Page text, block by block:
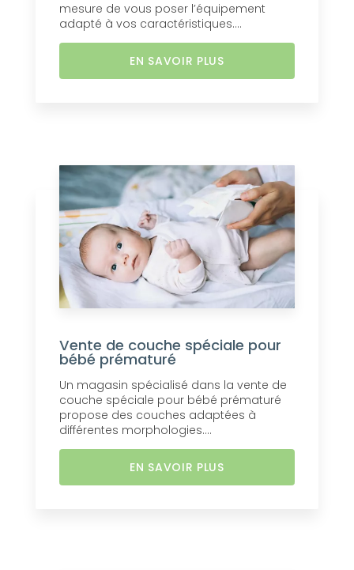
mesure de vous poser l’équipement
adapté à vos caractéristiques....
EN SAVOIR PLUS
Vente de couche spéciale pour
bébé prématuré
Un magasin spécialisé dans la vente de
couche spéciale pour bébé prématuré
propose des couches adaptées à
différentes morphologies....
EN SAVOIR PLUS